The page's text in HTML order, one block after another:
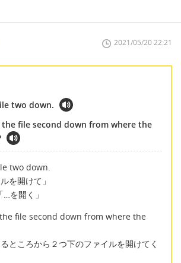
2021/05/20 22:21
two down.
the file second down from where the
two down.
を開けて」
を開く」
file second down from where the
ところから２つ下のファイルを開けてく